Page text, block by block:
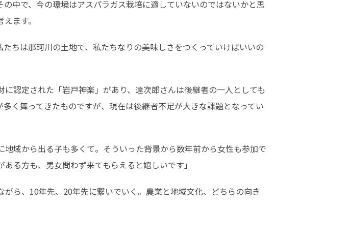
中で、今の環境はアスパラガス栽培に適していないのではないかと思
ます。
ちは那珂川の土地で、私たちなりの美味しさをつくっていけばいいの
認定された「岩戸神楽」があり、達次郎さんは後継者の一人としても
く舞ってきたものですが、現在は後継者不足が大きな課題となってい
域から出る子も多くて。そういった背景から数年前から女性も参加で
る方も、男女問わず来てもらえると嬉しいです」
ら、10年先、20年先に繋いでいく。農業と地域文化、どちらの向き